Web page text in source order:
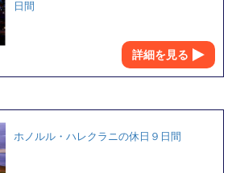
日間
詳細を見る
ホノルル・ハレクラニの休日９日間